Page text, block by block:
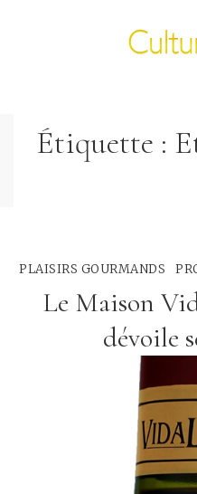
Étiquette :
PLAISIRS GOURMANDS
Le Maison
dévoile